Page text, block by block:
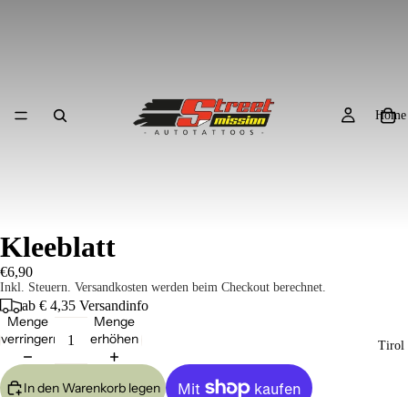
Home
Tirol
Kleeblatt
€6,90
Inkl. Steuern. Versandkosten werden beim Checkout berechnet.
ab € 4,35 Versandinfo
Menge
verringern
Menge
erhöhen
In den Warenkorb legen